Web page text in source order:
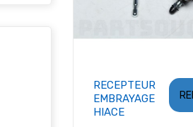
RECEPTEUR
EMBRAYAGE
HIACE